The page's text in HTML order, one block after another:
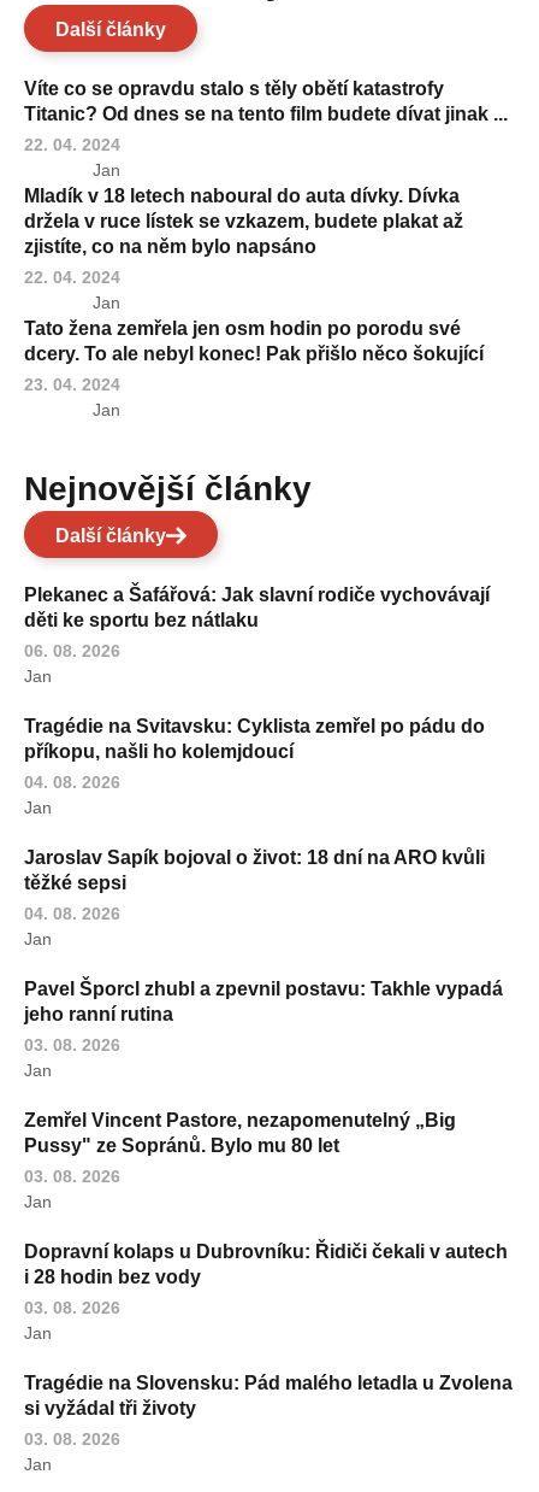
Další články
Víte co se opravdu stalo s těly obětí katastrofy
Titanic? Od dnes se na tento film budete dívat jinak ...
22. 04. 2024
Jan
Mladík v 18 letech naboural do auta dívky. Dívka
držela v ruce lístek se vzkazem, budete plakat až
zjistíte, co na něm bylo napsáno
22. 04. 2024
Jan
Tato žena zemřela jen osm hodin po porodu své
dcery. To ale nebyl konec! Pak přišlo něco šokující
23. 04. 2024
Jan
Nejnovější články
Další články
Plekanec a Šafářová: Jak slavní rodiče vychovávají
děti ke sportu bez nátlaku
06. 08. 2026
Jan
Tragédie na Svitavsku: Cyklista zemřel po pádu do
příkopu, našli ho kolemjdoucí
04. 08. 2026
Jan
Jaroslav Sapík bojoval o život: 18 dní na ARO kvůli
těžké sepsi
04. 08. 2026
Jan
Pavel Šporcl zhubl a zpevnil postavu: Takhle vypadá
jeho ranní rutina
03. 08. 2026
Jan
Zemřel Vincent Pastore, nezapomenutelný „Big
Pussy" ze Sopránů. Bylo mu 80 let
03. 08. 2026
Jan
Dopravní kolaps u Dubrovníku: Řidiči čekali v autech
i 28 hodin bez vody
03. 08. 2026
Jan
Tragédie na Slovensku: Pád malého letadla u Zvolena
si vyžádal tři životy
03. 08. 2026
Jan